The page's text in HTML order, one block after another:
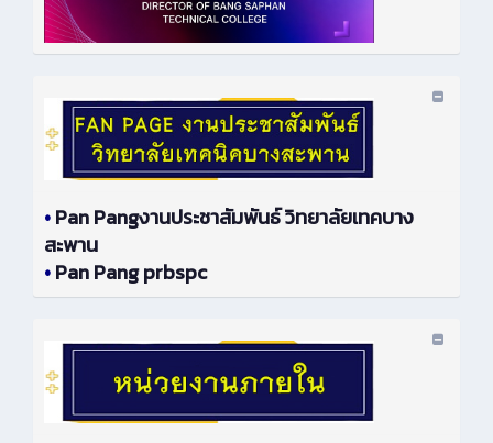
•Pan Pangงานประชาสัมพันธ์ วิทยาลัยเทคบาง
สะพาน
•Pan Pang prbspc